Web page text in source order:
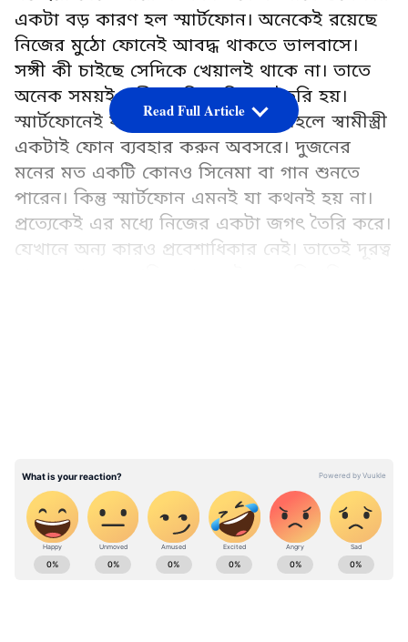
একটা বড় কারণ হল স্মার্টফোন। অনেকেই রয়েছে
নিজের মুঠো ফোনেই আবদ্ধ থাকতে ভালবাসে।
সঙ্গী কী চাইছে সেদিকে খেয়ালই থাকে না। তাতে
অনেক সময়ই সঙ্গীর প্রতি অবিশ্বাস তৈরি হয়।
স্মার্টফোনেই যদি সময় কাটাতে হয় তাহলে স্বামীস্ত্রী
একটাই ফোন ব্যবহার করুন অবসরে। দুজনের
মনের মত একটি কোনও সিনেমা বা গান শুনতে
পারেন। কিন্তু স্মার্টফোন এমনই যা কথনই হয় না।
প্রত্যেকেই এর মধ্যে নিজের একটা জগৎ তৈরি করে।
যেখানে অন্য কারও প্রবেশাধিকার নেই। তাতেই দূরত্ব
গবেষণা অনুসারে, নিয়মিতভাবে ফুবিংয়ের ফলে
সম্পর্কের বৈবাহিক সন্তুষ্টির মাত্রা কমে যায়। ফোনের
ক্রমাগত বাধা একটি সম্পর্কের ঘনিষ্ঠতা এবং
বিরোধপূর্ণ অনুভূতির অভাব হতে পারে।
Read Full Article
Relationship Tips (রিলেশনশিপ টিপস): Get Men